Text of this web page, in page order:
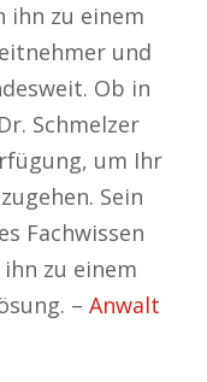
ihn zu einem
und
Ob in
Schmelzer
um Ihr
Sein
Fachwissen
zu einem
– Anwalt